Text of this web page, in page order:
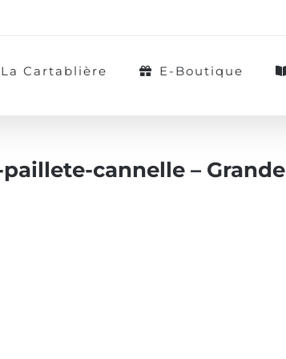
La Cartablière E-Boutique
cannelle – Grande